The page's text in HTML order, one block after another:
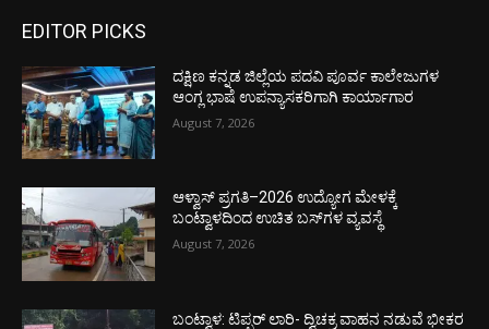
EDITOR PICKS
ದಕ್ಷಿಣ ಕನ್ನಡ ಜಿಲ್ಲೆಯ ಪದವಿ ಪೂರ್ವ ಕಾಲೇಜುಗಳ
ಆಂಗ್ಲ ಭಾಷೆ ಉಪನ್ಯಾಸಕರಿಗಾಗಿ ಕಾರ್ಯಾಗಾರ
August 7, 2026
ಆಳ್ವಾಸ್ ಪ್ರಗತಿ–2026 ಉದ್ಯೋಗ ಮೇಳಕ್ಕೆ
ಬಂಟ್ವಾಳದಿಂದ ಉಚಿತ ಬಸ್‌ಗಳ ವ್ಯವಸ್ಥೆ
August 7, 2026
ಬಂಟ್ವಾಳ: ಟಿಪ್ಪರ್ ಲಾರಿ- ದ್ವಿಚಕ್ರ ವಾಹನ ನಡುವೆ ಭೀಕರ